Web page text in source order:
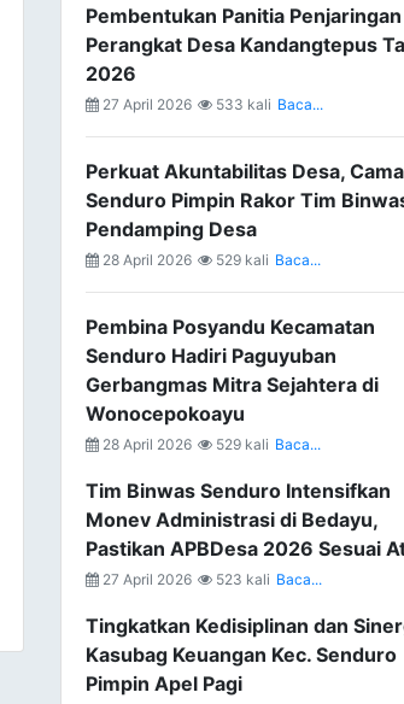
Pembentukan Panitia Penjaringan
Perangkat Desa Kandangtepus
2026
27 April 2026 533 kali Baca...
Perkuat Akuntabilitas Desa,
Senduro Pimpin Rakor Tim
Pendamping Desa
28 April 2026 529 kali Baca...
Pembina Posyandu Kecamatan
Senduro Hadiri Paguyuban
Gerbangmas Mitra Sejahtera di
Wonocepokoayu
28 April 2026 529 kali Baca...
Tim Binwas Senduro Intensifkan
Monev Administrasi di Bedayu,
Pastikan APBDesa 2026 Sesuai
27 April 2026 523 kali Baca...
Tingkatkan Kedisiplinan dan
Kasubag Keuangan Kec. Senduro
Pimpin Apel Pagi